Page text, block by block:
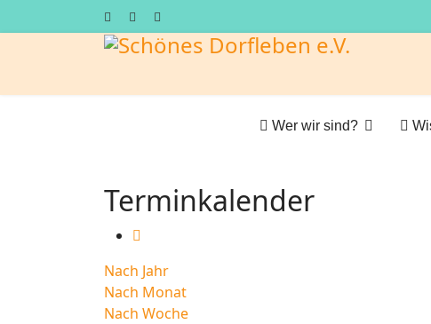
Wer wir sind?
Terminkalender
Nach Jahr
Nach Monat
Nach Woche